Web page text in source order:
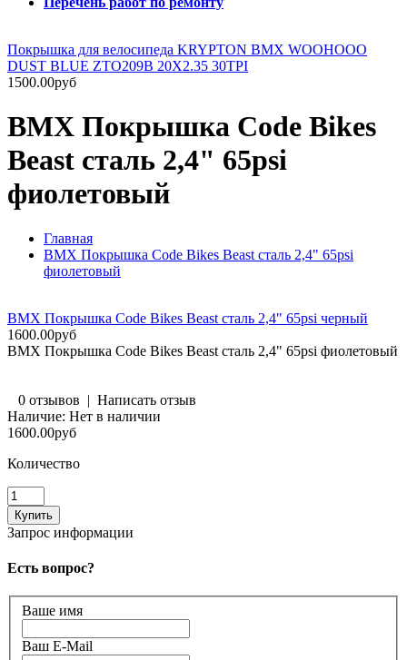
Покрышка для велосипеда KRYPTON BMX WOOHOOO
DUST BLUE ZTO209B 20X2.35 30TPI
1500.00руб
BMX Покрышка Code Bikes
Beast сталь 2,4" 65psi
фиолетовый
Главная
BMX Покрышка Code Bikes Beast сталь 2,4" 65psi
фиолетовый
BMX Покрышка Code Bikes Beast сталь 2,4" 65psi черный
1600.00руб
BMX Покрышка Code Bikes Beast сталь 2,4" 65psi фиолетовый
0 отзывов | Написать отзыв
Наличие: Нет в наличии
1600.00руб
Количество
Запрос информации
Есть вопрос?
Ваше имя
Ваш E-Mail